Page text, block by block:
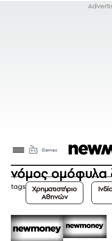
νόμος ομόφυλα
tags
Χρηματιστήριο
Αθηνών